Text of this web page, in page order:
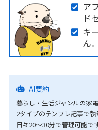
ア
ド
キ
ん。
AI要約
暮らし・生活ジャンルの家
2タイプのテンプレ記事で
日々20〜30分で管理可能です